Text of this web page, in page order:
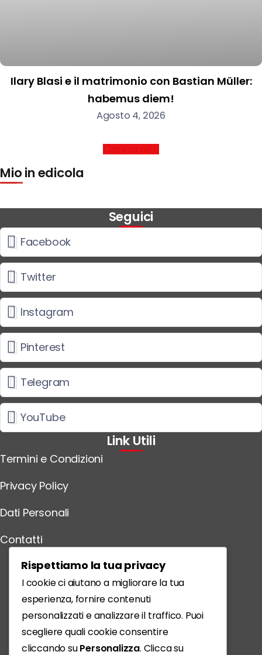
Ilary Blasi e il matrimonio con Bastian Müller:
habemus diem!
Agosto 4, 2026
Carica altri
Mio in edicola
Seguici
Facebook
Twitter
Instagram
Pinterest
Telegram
YouTube
Link Utili
Termini e Condizioni
Privacy Policy
Dati Personali
Contatti
Scarica l'App
Rispettiamo la tua privacy
I cookie ci aiutano a migliorare la tua
esperienza, fornire contenuti
personalizzati e analizzare il traffico. Puoi
scegliere quali cookie consentire
cliccando suPersonalizza. Clicca su